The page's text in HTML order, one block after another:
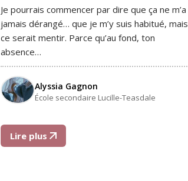
Je pourrais commencer par dire que ça ne m’a
jamais dérangé… que je m’y suis habitué, mais
ce serait mentir. Parce qu’au fond, ton
absence…
Alyssia Gagnon
École secondaire Lucille-Teasdale
Lire plus